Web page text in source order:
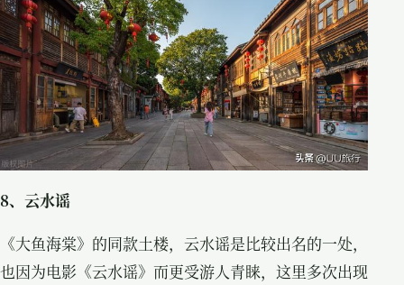
8、云水谣
《大鱼海棠》的同款土楼，云水谣是比较出名的一处，
也因为电影《云水谣》而更受游人青睐，这里多次出现